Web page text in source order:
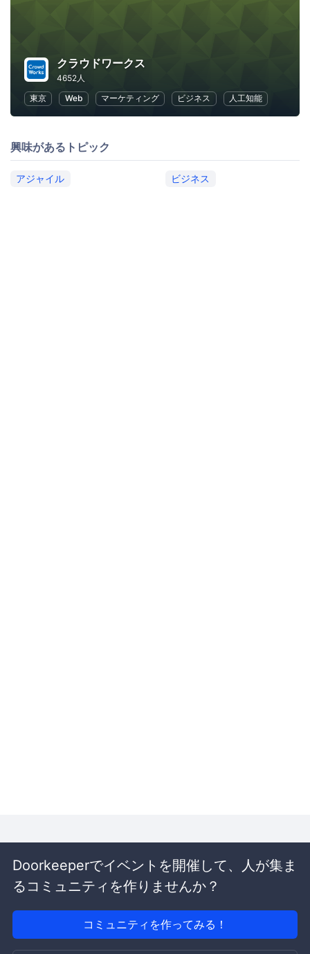
クラウドワークス
4652人
東京
Web マーケティング ビジネス 人工知能
興味があるトピック
アジャイル ビジネス
Doorkeeperでイベントを開催して、人が集ま
るコミュニティを作りませんか？
コミュニティを作ってみる！